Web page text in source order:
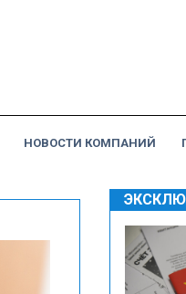
НОВОСТИ КОМПАНИЙ